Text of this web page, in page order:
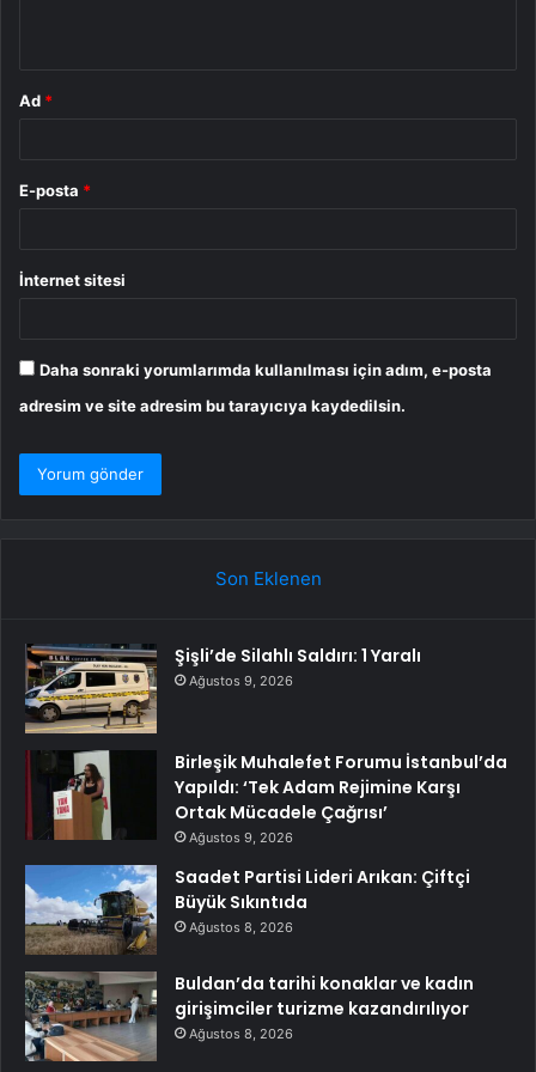
Ad *
E-posta *
İnternet sitesi
Daha sonraki yorumlarımda kullanılması için adım, e-posta
adresim ve site adresim bu tarayıcıya kaydedilsin.
Son Eklenen
Şişli’de Silahlı Saldırı: 1 Yaralı
Ağustos 9, 2026
Birleşik Muhalefet Forumu İstanbul’da
Yapıldı: ‘Tek Adam Rejimine Karşı
Ortak Mücadele Çağrısı’
Ağustos 9, 2026
Saadet Partisi Lideri Arıkan: Çiftçi
Büyük Sıkıntıda
Ağustos 8, 2026
Buldan’da tarihi konaklar ve kadın
girişimciler turizme kazandırılıyor
Ağustos 8, 2026